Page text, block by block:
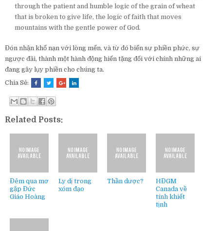
through the patient and humble logic of the grain of wheat
that is broken to give life, the logic of faith that moves
mountains with the gentle power of God.
Đón nhận khổ nạn với lòng mến, và từ đó biến sự phiền phức, sự
ngược đãi, thành một hành động hiến tặng đối với chính những ai
đang gây lụy phiền cho chúng ta.
Chia Sẻ:
Related Posts:
Đêm qua mơ
gặp Đức
Giáo Hoàng
Ly dị trong
xóm đạo
Thần dược?
HĐGM
Canada về
tính khiết
tịnh